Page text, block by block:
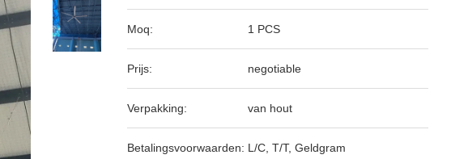
Moq: 1 PCS
Prijs: negotiable
Verpakking: van hout
Betalingsvoorwaarden: L/C, T/T, Geldgram